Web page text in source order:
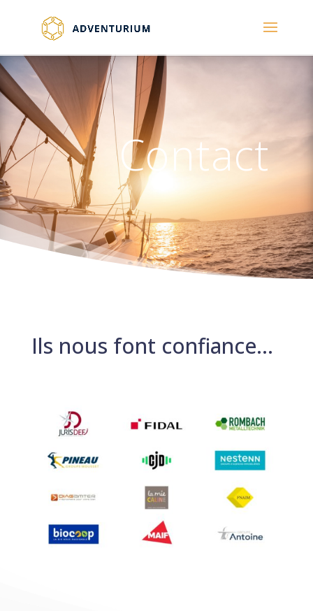
Contact
Ils nous font confiance…